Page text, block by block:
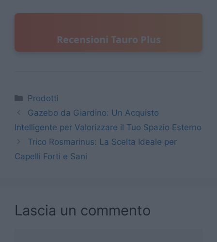
Recensioni Tauro Plus
Categorie
Prodotti
Gazebo da Giardino: Un Acquisto
Intelligente per Valorizzare il Tuo Spazio Esterno
Trico Rosmarinus: La Scelta Ideale per
Capelli Forti e Sani
Lascia un commento